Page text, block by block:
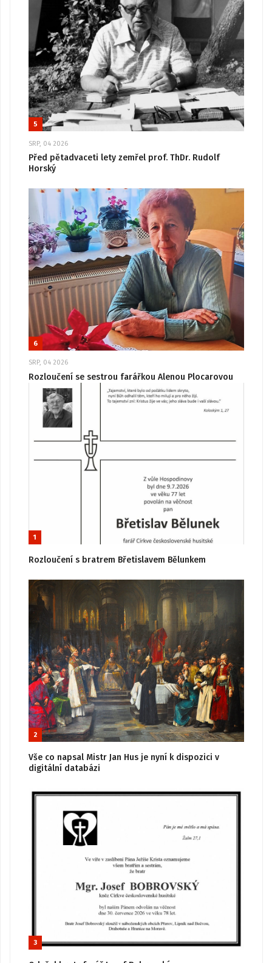
5
SRP, 04 2026
Před pětadvaceti lety zemřel prof. ThDr. Rudolf
Horský
6
SRP, 04 2026
Rozloučení se sestrou farářkou Alenou Plocarovou
1
Rozloučení s bratrem Břetislavem Bělunkem
2
Vše co napsal Mistr Jan Hus je nyní k dispozici v
digitální databázi
3